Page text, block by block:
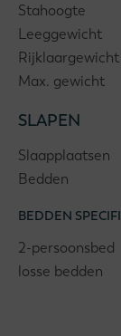
Stahoogte
Leeggewicht
Rijklaargewicht
Max. gewicht
SLAPEN
Slaapplaatsen
Bedden
BEDDEN
2-persoonsbed
losse bedden